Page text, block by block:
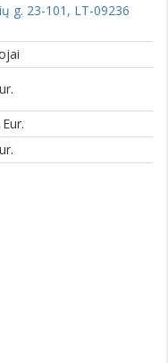
g. 23-101, LT-09236
Eur.